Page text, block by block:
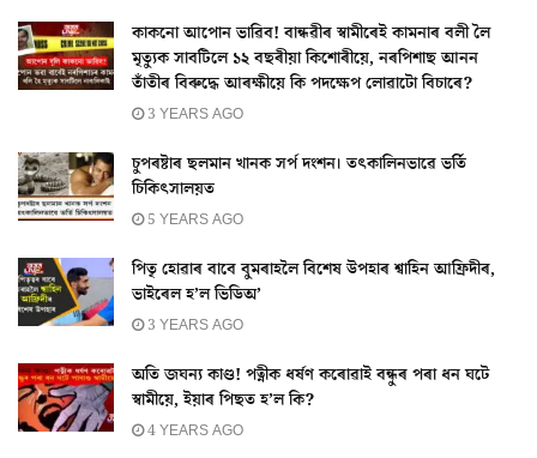
কাকনো আপোন ভাৱিব! বান্ধৱীৰ স্বামীৰেই কামনাৰ বলী লৈ
মৃত্যুক সাবটিলে ১২ বছৰীয়া কিশোৰীয়ে, নৰপিশাছ আনন
তাঁতীৰ বিৰুদ্ধে আৰক্ষীয়ে কি পদক্ষেপ লোৱাটো বিচাৰে?
3 YEARS AGO
চুপৰষ্টাৰ ছলমান খানক সৰ্প দংশন। তৎকালিনভাৱে ভৰ্তি
চিকিৎসালয়ত
5 YEARS AGO
পিতৃ হোৱাৰ বাবে বুমৰাহলৈ বিশেষ উপহাৰ শ্বাহিন আফ্ৰিদীৰ,
ভাইৰেল হ’ল ভিডিঅ’
3 YEARS AGO
অতি জঘন্য কাণ্ড! পত্নীক ধৰ্ষণ কৰোৱাই বন্ধুৰ পৰা ধন ঘটে
স্বামীয়ে, ইয়াৰ পিছত হ’ল কি?
4 YEARS AGO